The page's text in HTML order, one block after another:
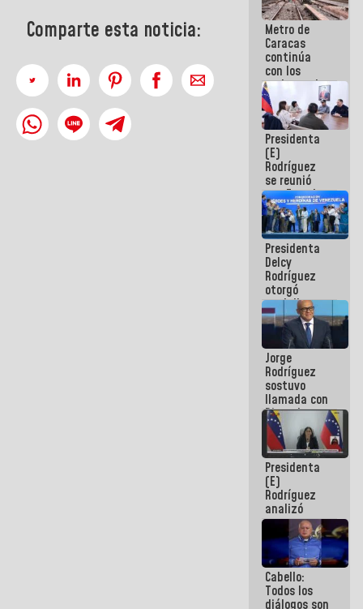
Comparte esta noticia: Metro de
Caracas
continúa
con los
trabajos de
mantenimiento
e inspección
en la Línea 2
Presidenta
(E)
Rodríguez
se reunió
con Estado
Mayor
Eléctrico
para
abordar
planes de
acción
Presidenta
Delcy
Rodríguez
otorgó
medalla
"Héroe de
Venezuela"
a servidores
públicos
Jorge
Rodríguez
sostuvo
llamada con
Dinorah
Figuera y
acuerdan
primer
encuentro
presencial
para el
diálogo
Presidenta
(E)
Rodríguez
analizó
junto a
gobernadores
planes de
recuperación
del Sistema
Eléctrico
Cabello:
Todos los
diálogos son